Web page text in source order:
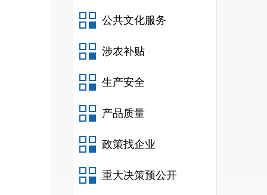
公共文化服务
涉农补贴
生产安全
产品质量
政策找企业
重大决策预公开